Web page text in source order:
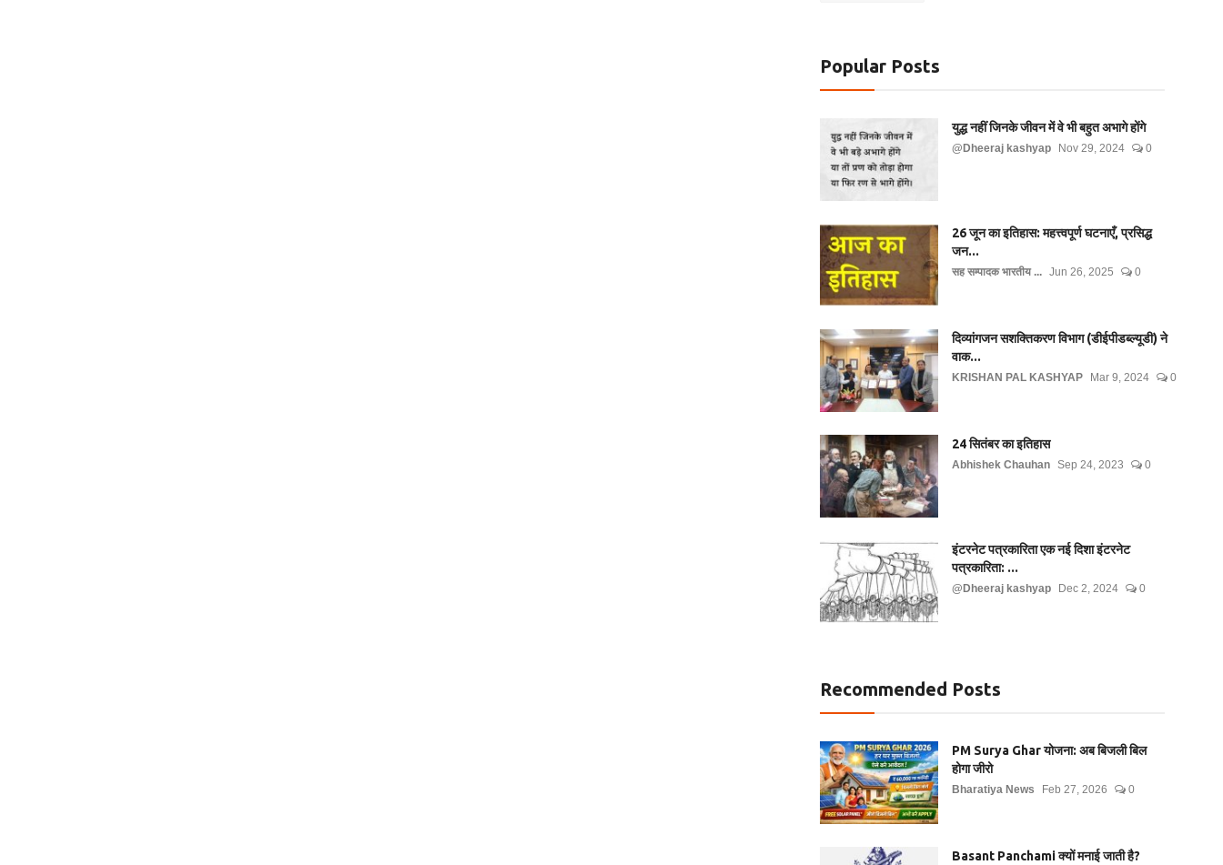
Popular Posts
युद्ध नहीं जिनके जीवन में वे भी बहुत अभागे होंगे
@Dheeraj kashyap Nov 29, 2024 0
26 जून का इतिहास: महत्त्वपूर्ण घटनाएँ, प्रसिद्ध
जन...
सह सम्पादक भारतीय ... Jun 26, 2025 0
दिव्यांगजन सशक्तिकरण विभाग (डीईपीडब्ल्यूडी) ने
वाक...
KRISHAN PAL KASHYAP Mar 9, 2024 0
24 सितंबर का इतिहास
Abhishek Chauhan Sep 24, 2023 0
इंटरनेट पत्रकारिता एक नई दिशा इंटरनेट
पत्रकारिता: ...
@Dheeraj kashyap Dec 2, 2024 0
Recommended Posts
PM Surya Ghar योजना: अब बिजली बिल
होगा जीरो
Bharatiya News Feb 27, 2026 0
Basant Panchami क्यों मनाई जाती है?